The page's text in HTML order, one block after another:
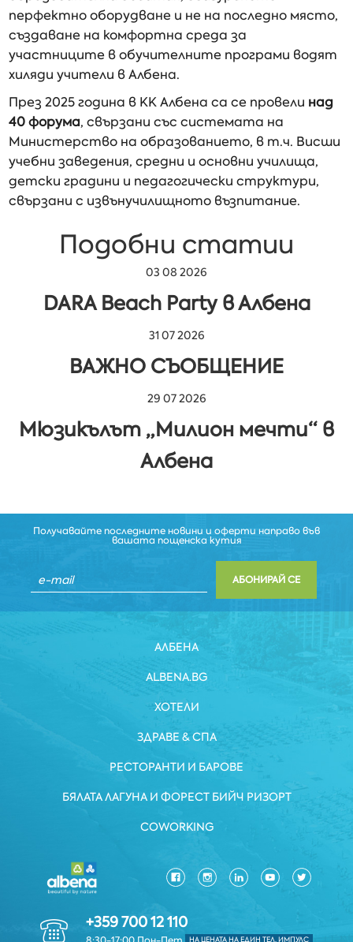
перфектно оборудване и не на последно място,
създаване на комфортна среда за
участниците в обучителните програми водят
хиляди учители в Албена.
През 2025 година в КК Албена са се провели над
40 форума, свързани със системата на
Министерство на образованието, в т.ч. Висши
учебни заведения, средни и основни училища,
детски градини и педагогически структури,
свързани с извънучилищното възпитание.
Подобни статии
03 08 2026
DARA Beach Party в Албена
31 07 2026
ВАЖНО СЪОБЩЕНИЕ
29 07 2026
Мюзикълът „Милион мечти“ в
Албена
Получавайте последните новини и оферти направо във
вашата пощенска кутия
АБОНИРАЙ СЕ
АЛБЕНА
ALBENA.BG
ХОТЕЛИ
ЗДРАВЕ & СПА
РЕСТОРАНТИ И БАРОВЕ
БЯЛАТА ЛАГУНА И ФОРЕСТ БИЙЧ РИЗОРТ
COWORKING
+359 700 12 110
НА ЦЕНАТА НА ЕДИН ТЕЛ. ИМПУЛС